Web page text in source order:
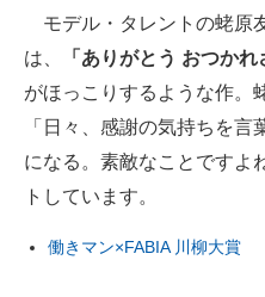
モデル・タレントの蛯原
は、
「ありがとう おつかれ
がほっこりするような作。
「日々、感謝の気持ちを
になる。素敵なことですよ
トしています。
働きマン×FABIA 川柳大賞